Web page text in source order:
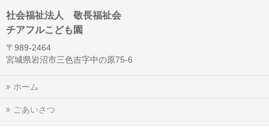
社会福祉法人 敬長福祉会
チアフルこども園
〒989-2464
宮城県岩沼市三色吉字中の原75-6
ホーム
ごあいさつ